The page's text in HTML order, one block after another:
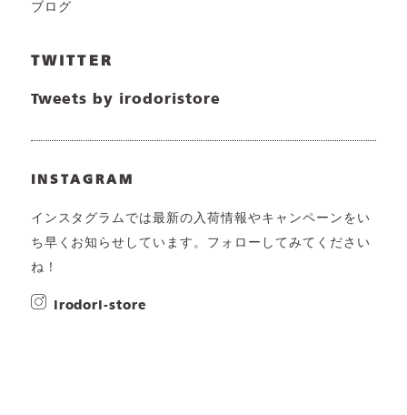
ブログ
TWITTER
Tweets by irodoristore
INSTAGRAM
インスタグラムでは最新の入荷情報やキャンペーンをい
ち早くお知らせしています。フォローしてみてください
ね！
irodori-store